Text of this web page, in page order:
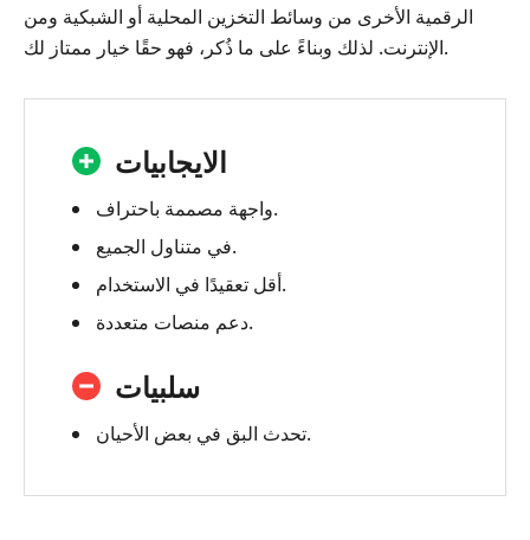
الرقمية الأخرى من وسائط التخزين المحلية أو الشبكية ومن
الإنترنت. لذلك وبناءً على ما ذُكر، فهو حقًا خيار ممتاز لك.
الايجابيات
واجهة مصممة باحتراف.
في متناول الجميع.
أقل تعقيدًا في الاستخدام.
دعم منصات متعددة.
سلبيات
تحدث البق في بعض الأحيان.